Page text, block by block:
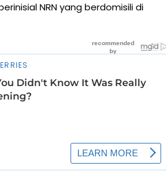
NRN yang berdomisili di